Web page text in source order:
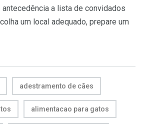
antecedência a lista de convidados
um local adequado, prepare um
adestramento de cães
alimentacao para gatos